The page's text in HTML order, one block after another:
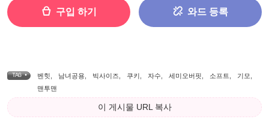
구입 하기 와드 등록
TAG • 벤힛 남녀공용 빅사이즈 쿠키 자수 세미오버핏 소프트 기모
맨투맨
이 게시물 URL 복사